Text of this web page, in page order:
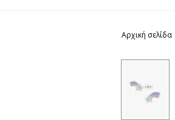
Αρχική σελίδα